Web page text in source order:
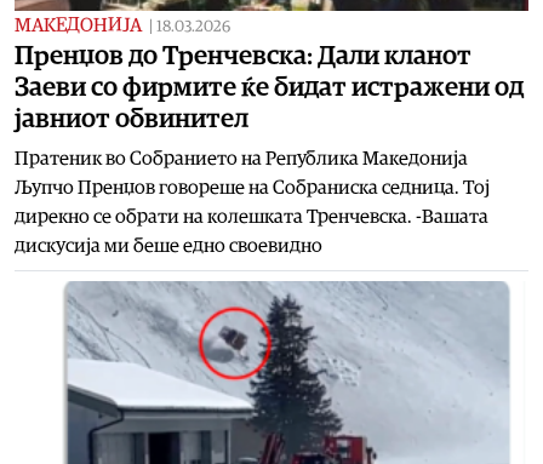
МАКЕДОНИЈА 18.03.2026
Пренџов до Тренчевска: Дали кланот
Заеви со фирмите ќе бидат истражени од
јавниот обвинител
Пратеник во Собранието на Република Македонија
Љупчо Пренџов говореше на Собраниска седница. Тој
дирекно се обрати на колешката Тренчевска. -Вашата
дискусија ми беше едно своевидно